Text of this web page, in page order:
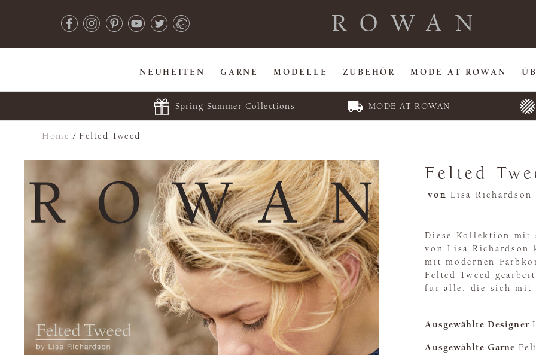
NEUHEITEN GARNE MODELLE ZUBEHÖR MODE AT ROWAN
Spring Summer Collections MODE AT ROWAN
Home /Felted Tweed
Felted
von Lisa Richardson
Diese Kollektion mit
von Lisa
mit modernen
Felted Tweed
für alle, die sich mit
Ausgewählte Designer
Ausgewählte Garne